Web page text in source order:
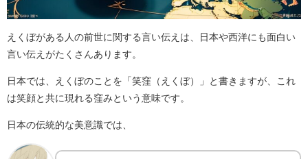
えくぼがある人の前世に関する言い伝えは、日本や西洋にも面白い
言い伝えがたくさんあります。
日本では、えくぼのことを「笑窪（えくぼ）」と書きますが、これ
は笑顔と共に現れる窪みという意味です。
日本の伝統的な美意識では、